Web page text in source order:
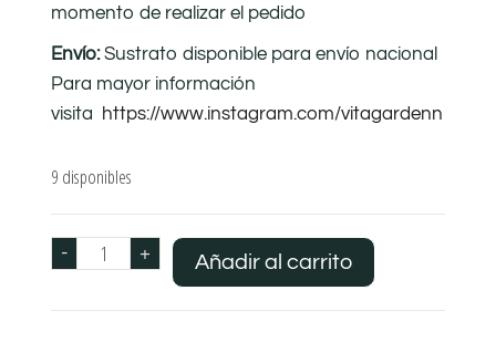
momento de realizar el pedido
Envío:Sustrato disponible para envío nacional
Para mayor información
visita
https://www.instagram.com/vitagardenn
9 disponibles
- + Añadir al carrito